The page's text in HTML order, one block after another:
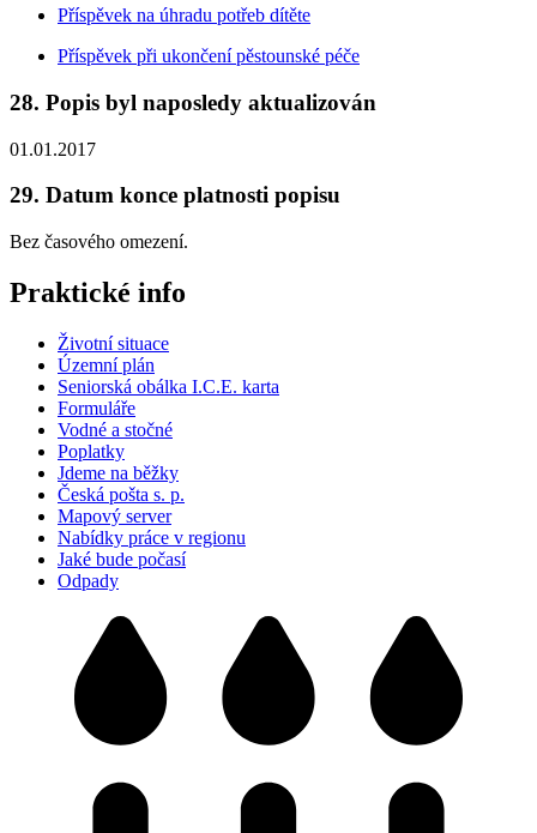
Příspěvek na úhradu potřeb dítěte
Příspěvek při ukončení pěstounské péče
28. Popis byl naposledy aktualizován
01.01.2017
29. Datum konce platnosti popisu
Bez časového omezení.
Praktické info
Životní situace
Územní plán
Seniorská obálka I.C.E. karta
Formuláře
Vodné a stočné
Poplatky
Jdeme na běžky
Česká pošta s. p.
Mapový server
Nabídky práce v regionu
Jaké bude počasí
Odpady